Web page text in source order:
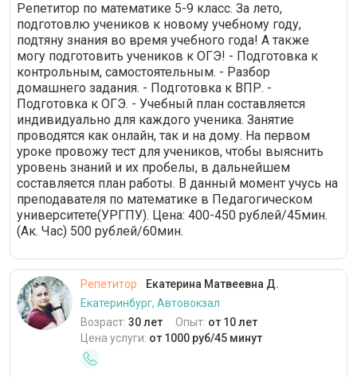
Репетитор по математике 5-9 класс. За лето,
подготовлю учеников к новому учебному году,
подтяну знания во время учебного года! А также
могу подготовить учеников к ОГЭ! - Подготовка к
контрольным, самостоятельным. - Разбор
домашнего задания. - Подготовка к ВПР. -
Подготовка к ОГЭ. - Учебный план составляется
индивидуально для каждого ученика. Занятие
проводятся как онлайн, так и на дому. На первом
уроке провожу тест для учеников, чтобы выяснить
уровень знаний и их пробелы, в дальнейшем
составляется план работы. В данный момент учусь на
преподавателя по математике в Педагогическом
университете(УРГПУ). Цена: 400-450 рублей/45мин.
(Ак. Час) 500 рублей/60мин.
Репетитор
Екатерина Матвеевна Д.
Екатеринбург, Автовокзал
Возраст: 30 лет Опыт: от 10 лет
Цена услуги: от 1000 руб/45 минут